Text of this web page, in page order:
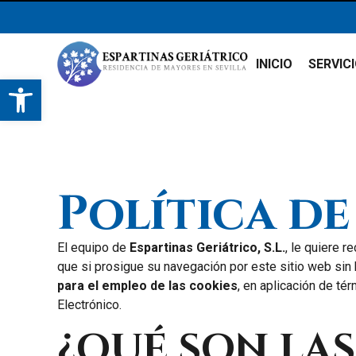
Abrir barra de herramientas
INICIO
Política
El equipo de Espartinas Geriátrico, S.L., le quiere
que si prosigue su navegación por este sitio web
para el empleo de las cookies, en aplicación de
Electrónico.